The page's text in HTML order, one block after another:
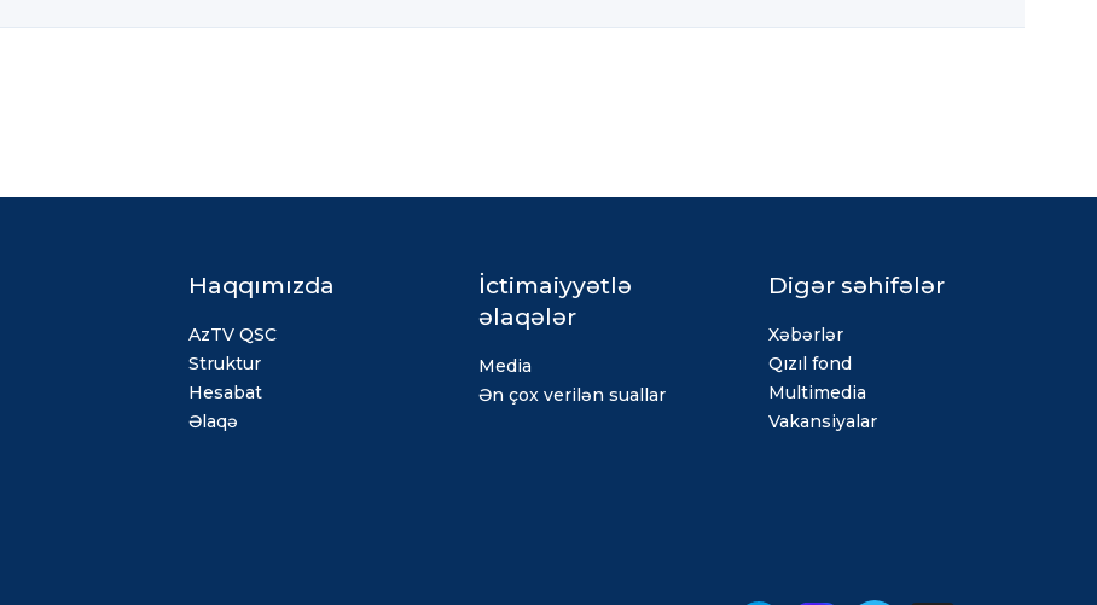
Haqqımızda
AzTV QSC
Struktur
Hesabat
Əlaqə
İctimaiyyətlə
əlaqələr
Media
Ən çox verilən suallar
Digər səhifələr
Xəbərlər
Qızıl fond
Multimedia
Vakansiyalar